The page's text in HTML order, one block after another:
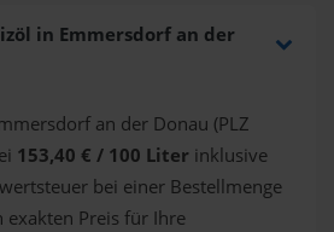
in Emmersdorf an der
an der Donau (PLZ
153,40 € / 100 Liter inklusive
bei einer Bestellmenge
Preis für Ihre